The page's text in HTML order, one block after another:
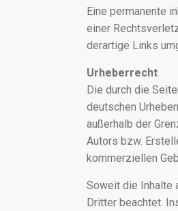
Eine permanente
einer
derartige Links
Urheberrecht
Die durch die
deutschen
außerhalb der
Autors bzw.
kommerziellen
Soweit die Inhalte
Dritter beachtet.